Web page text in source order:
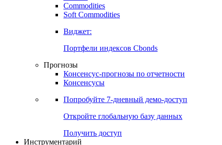
Commodities
Золото
Бензин
Soft Commodities
Виджет:
Портфели индексов Cbonds
Прогнозы
Консенсусы
Попробуйте7-дневный